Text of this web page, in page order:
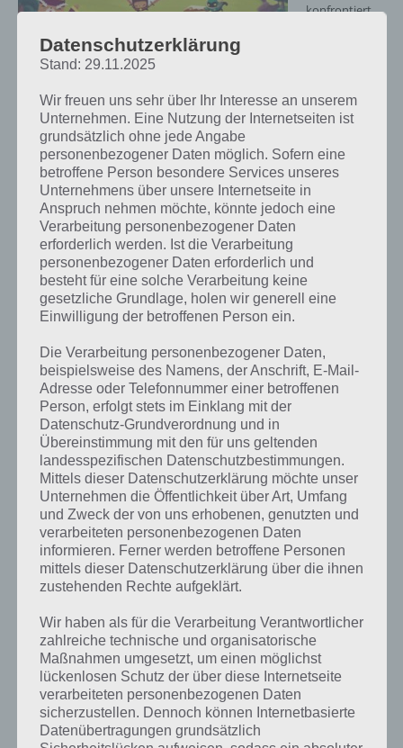
Bushido Bear Screenshot – (c) Spry Fox
konfrontiert
Hintergrundgeschichte. Im Tutorial wird einem die sehr einfache
Steuerung erklärt. So musst du in Bushido Bear nicht direkt durch
die Gegner wischen, sondern neben diesen, denn unser Ninja-Bär
hat ein langes Schwert zur Seite gerichtet und kann dadurch seine
Gegner erlegen. Wischst du hingegen zu nah oder kollidierst mit den
Feinden, ist das Spiel vorbei.
Im Schrein kannst du deine Münzen ausgegeben und dadurch neue
Bären aktivieren. Zu Beginn gibt es lediglich den Ninja-Bär, später
kommt das Solo-Bärchen hinzu. Für alle weiteren Bären musst du
erst eine bestimmte Anzahl an Runen erstmal erhalten. Mit jeder
Welle wird es in Bushido Bear schwieriger, da auch gefährlichere
Gegner und Bosse Einzug halten. Sobald einen weiteren Bären
besitzt kann man, nachdem der erste getötet wurde, Rache nehmen
und weiterspielen. So kann man nochmal ein paar weitere Wellen
meistern.
Die Bären in Bushido Bear haben teils unterschiedliche Stärken. Das
Solo-Bärchen beispielsweise ist zwar nicht so schnell, ist dafür aber
schwerer zu treffen. Der kugelsichere Bär beispielswiese wehrt
Geschosse ab und so weiter.
Verbessere deine Bären im Dojo
Jeden Bär kannst du im Dojo verbessern. Dazu musst du auch hier
Münzen einsetzen. In Bushido Bear verbesserst du bspw. das
oder schaltest einen Ultra-Angriff frei.
Jeden Tag gibt es zudem drei Questaufgaben, die du erfüllen solltest.
Dies gibt nicht nur Belohnungen, sondern wenn du drei Tage alle
Questaufgaben erledigt hast, wird auch die nächste Welt
freigeschaltet.
Datenschutzerklärung
Stand: 29.11.2025
Wir freuen uns sehr über Ihr Interesse an unserem
Unternehmen. Eine Nutzung der Internetseiten ist
grundsätzlich ohne jede Angabe
personenbezogener Daten möglich. Sofern eine
betroffene Person besondere Services unseres
Unternehmens über unsere Internetseite in
Anspruch nehmen möchte, könnte jedoch eine
Verarbeitung personenbezogener Daten
erforderlich werden. Ist die Verarbeitung
personenbezogener Daten erforderlich und
besteht für eine solche Verarbeitung keine
gesetzliche Grundlage, holen wir generell eine
Einwilligung der betroffenen Person ein.
Die Verarbeitung personenbezogener Daten,
beispielsweise des Namens, der Anschrift, E-Mail-
Adresse oder Telefonnummer einer betroffenen
Person, erfolgt stets im Einklang mit der
Datenschutz-Grundverordnung und in
Übereinstimmung mit den für uns geltenden
landesspezifischen Datenschutzbestimmungen.
Mittels dieser Datenschutzerklärung möchte unser
Unternehmen die Öffentlichkeit über Art, Umfang
und Zweck der von uns erhobenen, genutzten und
verarbeiteten personenbezogenen Daten
informieren. Ferner werden betroffene Personen
mittels dieser Datenschutzerklärung über die ihnen
zustehenden Rechte aufgeklärt.
Wir haben als für die Verarbeitung Verantwortlicher
zahlreiche technische und organisatorische
Maßnahmen umgesetzt, um einen möglichst
lückenlosen Schutz der über diese Internetseite
verarbeiteten personenbezogenen Daten
sicherzustellen. Dennoch können Internetbasierte
Datenübertragungen grundsätzlich